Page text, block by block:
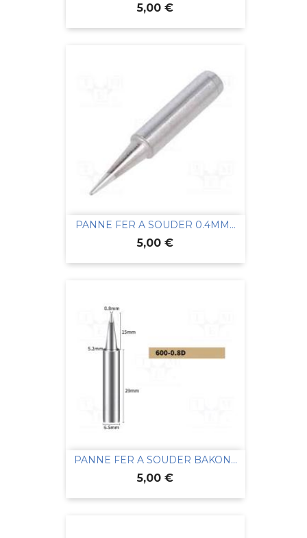
Prix
5,00 €
PANNE FER A SOUDER 0.4MM...
Prix
5,00 €
PANNE FER A SOUDER BAKON...
Prix
5,00 €